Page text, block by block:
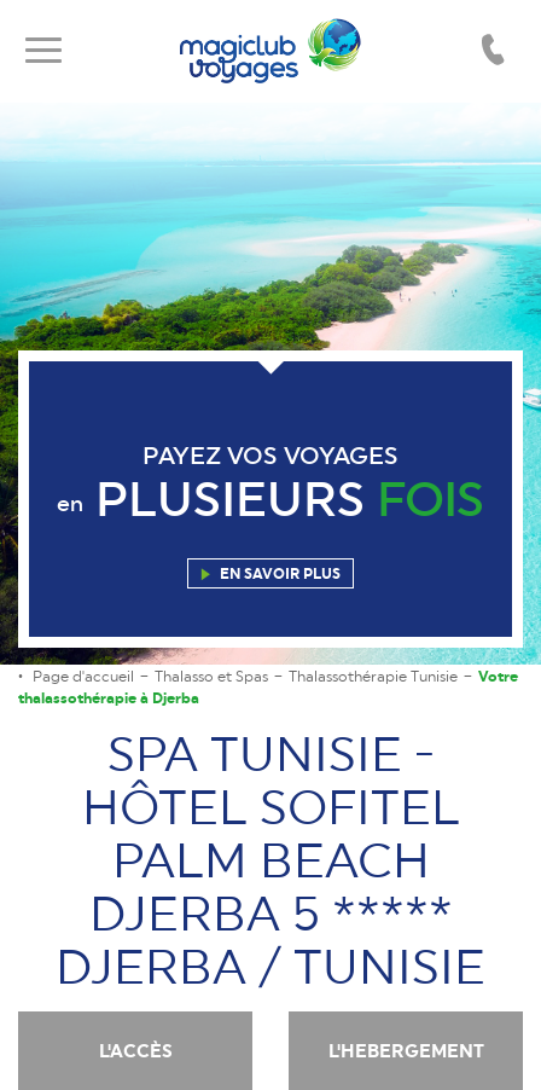
Toggle
Toggle
navigation
PAYEZ VOS VOYAGES
en PLUSIEURS FOIS
EN SAVOIR PLUS
Page d'accueil Thalasso et Spas Thalassothérapie Tunisie
Votre
thalassothérapie à Djerba
SPA TUNISIE -
HÔTEL SOFITEL
PALM BEACH
DJERBA 5 *****
DJERBA / TUNISIE
L'ACCÈS L'HEBERGEMENT